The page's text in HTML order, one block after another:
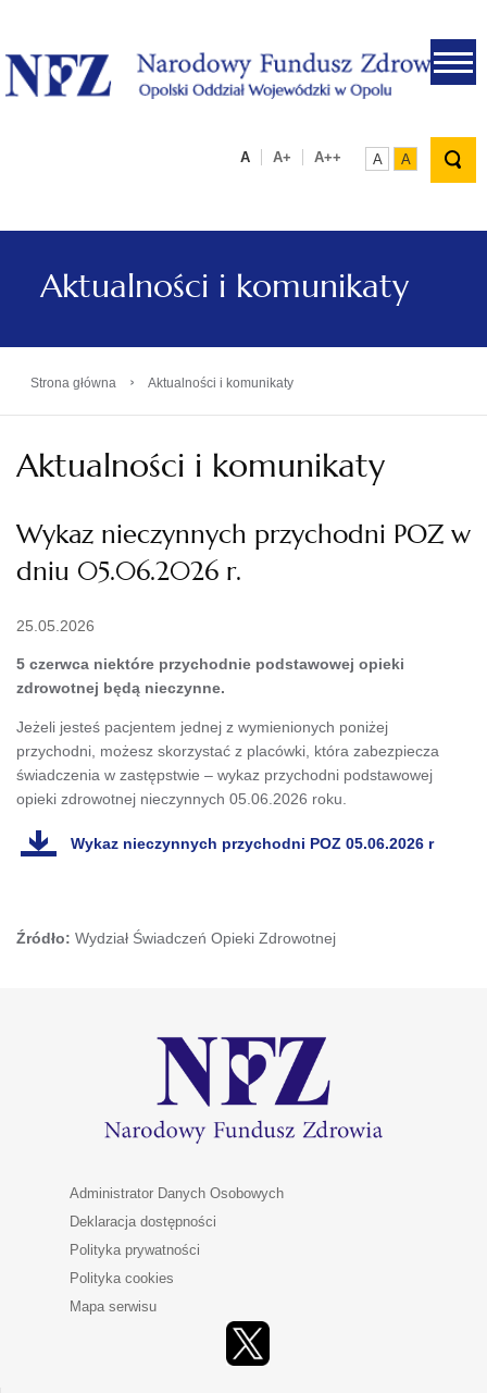
.
A A+ A++ A A
Aktualności i komunikaty
Strona główna › Aktualności i komunikaty
Aktualności i komunikaty
Wykaz nieczynnych przychodni POZ w
dniu 05.06.2026 r.
25.05.2026
5 czerwca niektóre przychodnie podstawowej opieki
zdrowotnej będą nieczynne.
Jeżeli jesteś pacjentem jednej z wymienionych poniżej
przychodni, możesz skorzystać z placówki, która zabezpiecza
świadczenia w zastępstwie – wykaz przychodni podstawowej
opieki zdrowotnej nieczynnych 05.06.2026 roku.
Wykaz nieczynnych przychodni POZ 05.06.2026 r
Źródło: Wydział Świadczeń Opieki Zdrowotnej
Administrator Danych Osobowych
Deklaracja dostępności
Polityka prywatności
Polityka cookies
Mapa serwisu